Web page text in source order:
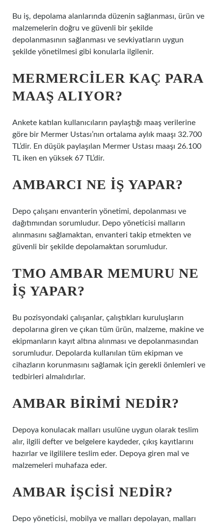
Bu iş, depolama alanlarında düzenin sağlanması, ürün ve
malzemelerin doğru ve güvenli bir şekilde
depolanmasının sağlanması ve sevkiyatların uygun
şekilde yönetilmesi gibi konularla ilgilenir.
MERMERCILER KAÇ PARA
MAAŞ ALIYOR?
Ankete katılan kullanıcıların paylaştığı maaş verilerine
göre bir Mermer Ustası’nın ortalama aylık maaşı 32.700
TL’dir. En düşük paylaşılan Mermer Ustası maaşı 26.100
TL iken en yüksek 67 TL’dir.
AMBARCI NE IŞ YAPAR?
Depo çalışanı envanterin yönetimi, depolanması ve
dağıtımından sorumludur. Depo yöneticisi malların
alınmasını sağlamaktan, envanteri takip etmekten ve
güvenli bir şekilde depolamaktan sorumludur.
TMO AMBAR MEMURU NE
IŞ YAPAR?
Bu pozisyondaki çalışanlar, çalıştıkları kuruluşların
depolarına giren ve çıkan tüm ürün, malzeme, makine ve
ekipmanların kayıt altına alınması ve depolanmasından
sorumludur. Depolarda kullanılan tüm ekipman ve
cihazların korunmasını sağlamak için gerekli önlemleri ve
tedbirleri almalıdırlar.
AMBAR BIRIMI NEDIR?
Depoya konulacak malları usulüne uygun olarak teslim
alır, ilgili defter ve belgelere kaydeder, çıkış kayıtlarını
hazırlar ve ilgililere teslim eder. Depoya giren mal ve
malzemeleri muhafaza eder.
AMBAR IŞCISI NEDIR?
Depo yöneticisi, mobilya ve malları depolayan, malları